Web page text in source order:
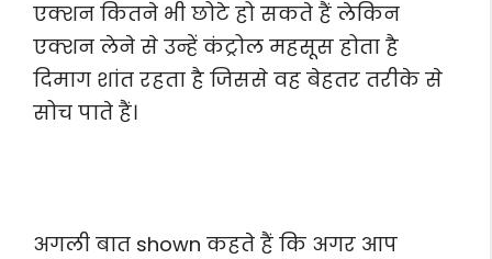
एक्शन कितने भी छोटे हो सकते हैं लेकिन
एक्शन लेने से उन्हें कंट्रोल महसूस होता है
दिमाग शांत रहता है जिससे वह बेहतर तरीके से
सोच पाते हैं।
अगली बात shown कहते हैं कि अगर आप